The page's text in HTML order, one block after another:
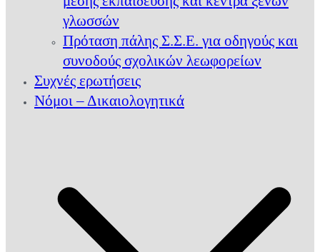
γλωσσών
Πρόταση πάλης Σ.Σ.Ε. για οδηγούς και
συνοδούς σχολικών λεωφορείων
Συχνές ερωτήσεις
Νόμοι – Δικαιολογητικά